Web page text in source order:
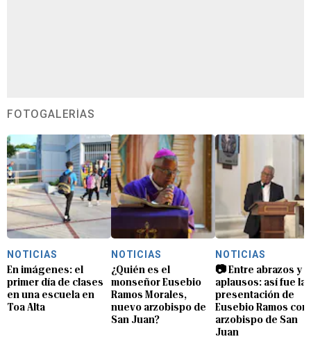
FOTOGALERÍAS
NOTICIAS
En imágenes: el
primer día de clases
en una escuela en
Toa Alta
NOTICIAS
¿Quién es el
monseñor Eusebio
Ramos Morales,
nuevo arzobispo de
San Juan?
NOTICIAS
📷 Entre abrazos y
aplausos: así fue la
presentación de
Eusebio Ramos
arzobispo de San
Juan